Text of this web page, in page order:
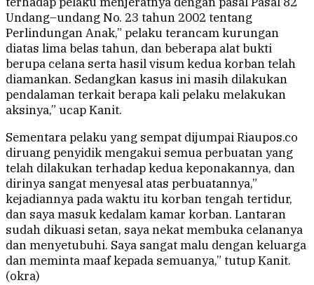
Undang–undang No. 23 tahun 2002 tentang
Perlindungan Anak,” pelaku terancam kurungan
diatas lima belas tahun, dan beberapa alat bukti
berupa celana serta hasil visum kedua korban telah
diamankan. Sedangkan kasus ini masih dilakukan
pendalaman terkait berapa kali pelaku melakukan
aksinya,” ucap Kanit.
Sementara pelaku yang sempat dijumpai Riaupos.co
diruang penyidik mengakui semua perbuatan yang
telah dilakukan terhadap kedua keponakannya, dan
dirinya sangat menyesal atas perbuatannya,”
kejadiannya pada waktu itu korban tengah tertidur,
dan saya masuk kedalam kamar korban. Lantaran
sudah dikuasi setan, saya nekat membuka celananya
dan menyetubuhi. Saya sangat malu dengan keluarga
dan meminta maaf kepada semuanya,” tutup Kanit.
(okra)